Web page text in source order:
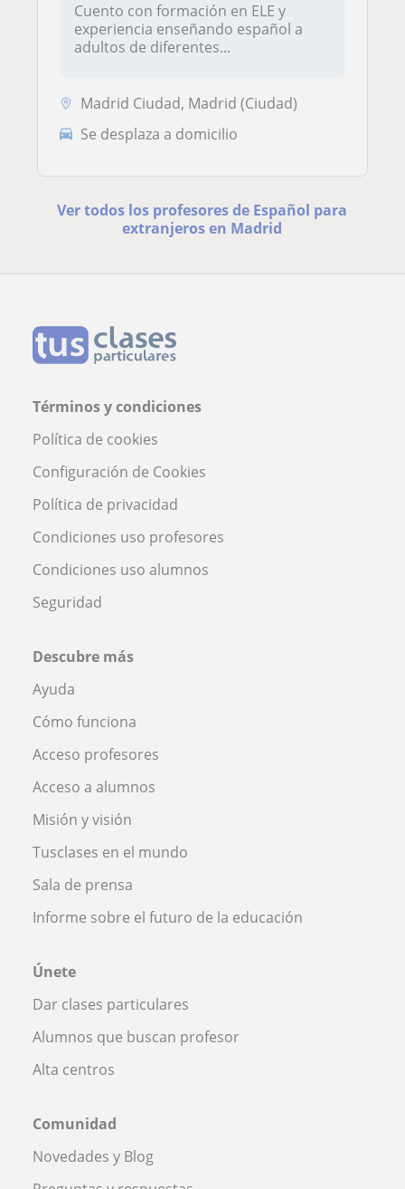
Cuento con formación en ELE y
experiencia enseñando español a
adultos de diferentes...
Madrid Ciudad, Madrid (Ciudad)
Se desplaza a domicilio
Ver todos los profesores de Español para
extranjeros en Madrid
Términos y condiciones
Política de cookies
Configuración de Cookies
Política de privacidad
Condiciones uso profesores
Condiciones uso alumnos
Seguridad
Descubre más
Ayuda
Cómo funciona
Acceso profesores
Acceso a alumnos
Misión y visión
Tusclases en el mundo
Sala de prensa
Informe sobre el futuro de la educación
Únete
Dar clases particulares
Alumnos que buscan profesor
Alta centros
Comunidad
Novedades y Blog